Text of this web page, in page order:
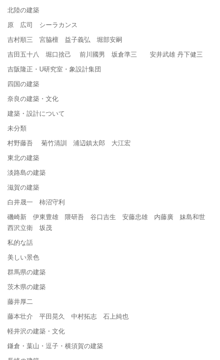
北陸の建築
原 広司 シーラカンス
吉村順三 宮脇檀 益子義弘 堀部安嗣
吉田五十八 堀口捨己 前川國男 坂倉準三 安井武雄 丹下健三
吉阪隆正・U研究室・象設計集団
四国の建築
奈良の建築・文化
建築・設計について
未分類
村野藤吾 菊竹清訓 浦辺鎮太郎 大江宏
東北の建築
淡路島の建築
滋賀の建築
白井晟一 柿沼守利
磯崎新 伊東豊雄 隈研吾 谷口吉生 安藤忠雄 内藤廣 妹島和世
西沢立衛 坂茂
私的な話
美しい景色
群馬県の建築
茨木県の建築
藤井厚二
藤本壮介 平田晃久 中村拓志 石上純也
軽井沢の建築・文化
鎌倉・葉山・逗子・横須賀の建築